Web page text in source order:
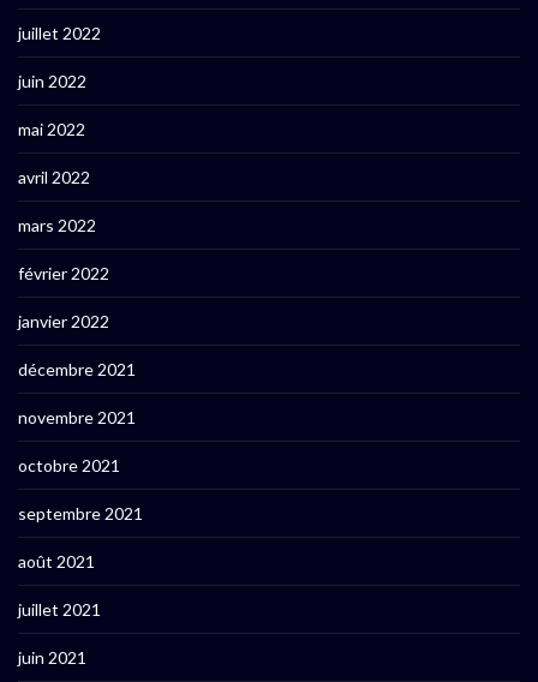
juillet 2022
juin 2022
mai 2022
avril 2022
mars 2022
février 2022
janvier 2022
décembre 2021
novembre 2021
octobre 2021
septembre 2021
août 2021
juillet 2021
juin 2021